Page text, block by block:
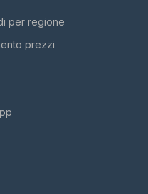
per regione
prezzi